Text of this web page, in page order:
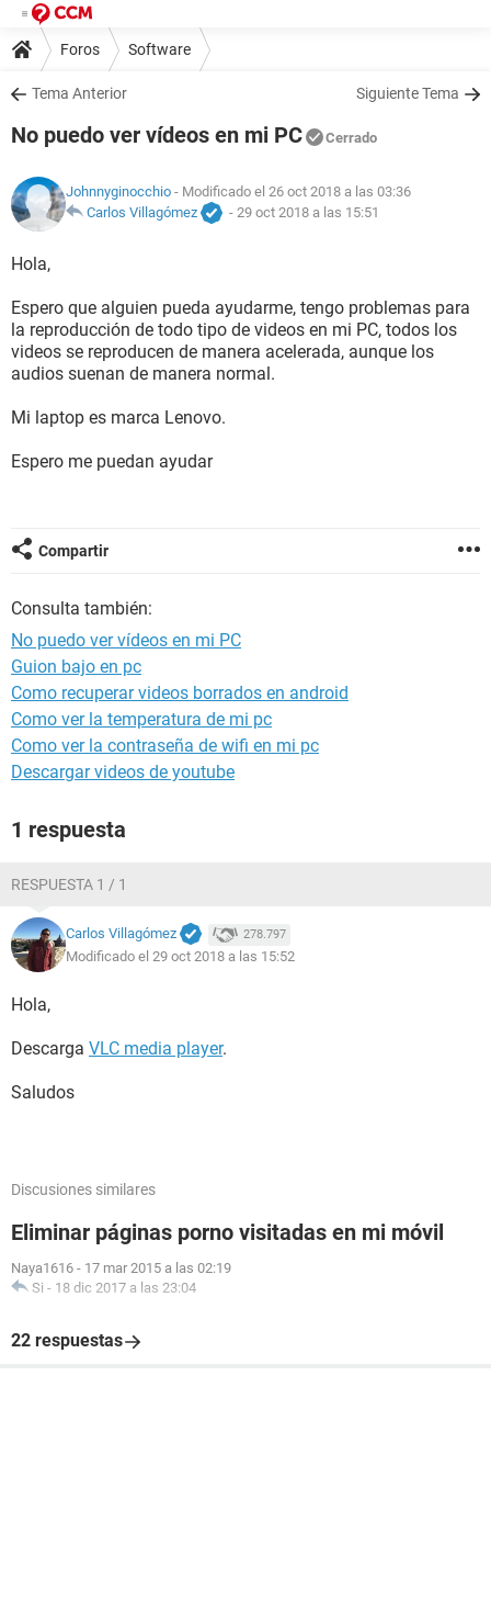
Foros Software
Tema Anterior Siguiente Tema
No puedo ver vídeos en mi PC Cerrado
Johnnyginocchio - Modificado el 26 oct 2018 a las 03:36
Carlos Villagómez
- 29 oct 2018 a las 15:51
Hola,
Espero que alguien pueda ayudarme, tengo problemas para
la reproducción de todo tipo de videos en mi PC, todos los
videos se reproducen de manera acelerada, aunque los
audios suenan de manera normal.
Mi laptop es marca Lenovo.
Espero me puedan ayudar
Compartir
Consulta también:
No puedo ver vídeos en mi PC
Guion bajo en pc
Como recuperar videos borrados en android
Como ver la temperatura de mi pc
Como ver la contraseña de wifi en mi pc
Descargar videos de youtube
1 respuesta
RESPUESTA 1 / 1
Carlos Villagómez 278.797
Modificado el 29 oct 2018 a las 15:52
Hola,
Descarga VLC media player.
Saludos
Discusiones similares
Eliminar páginas porno visitadas en mi móvil
Naya1616 - 17 mar 2015 a las 02:19
Si - 18 dic 2017 a las 23:04
22 respuestas